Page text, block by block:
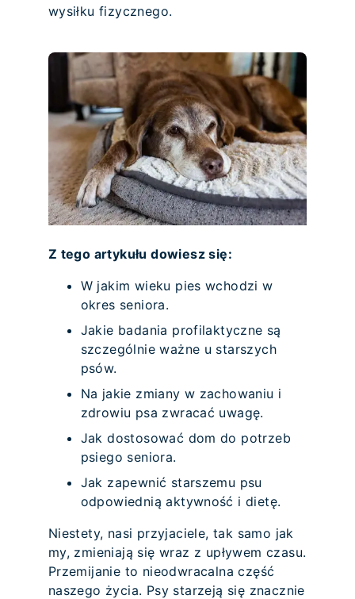
wysiłku fizycznego.
Z tego artykułu dowiesz się:
W jakim wieku pies wchodzi w
okres seniora.
Jakie badania profilaktyczne są
szczególnie ważne u starszych
psów.
Na jakie zmiany w zachowaniu i
zdrowiu psa zwracać uwagę.
Jak dostosować dom do potrzeb
psiego seniora.
Jak zapewnić starszemu psu
odpowiednią aktywność i dietę.
Niestety, nasi przyjaciele, tak samo jak
my, zmieniają się wraz z upływem czasu.
Przemijanie to nieodwracalna część
naszego życia. Psy starzeją się znacznie